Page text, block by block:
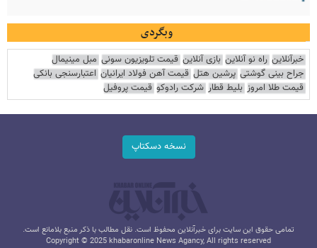
وبگردی
خبرآنلاین راه نو آنلاین بازی آنلاین قیمت تلویزیون سونی مبل مینیمال
جراح بینی گوشتی پرشین هتل قیمت آهن فولاد ایرانیان اعتبارسنجی بانکی
قیمت طلا امروز بلیط قطار شرکت رادوکو قیمت پروفیل
نسخه دسکتاپ
تمامی حقوق این سایت برای خبرآنلاین محفوظ است. نقل مطالب با ذکر منبع بلامانع است.
Copyright © 2025 khabaronline News Agancy, All rights reserved